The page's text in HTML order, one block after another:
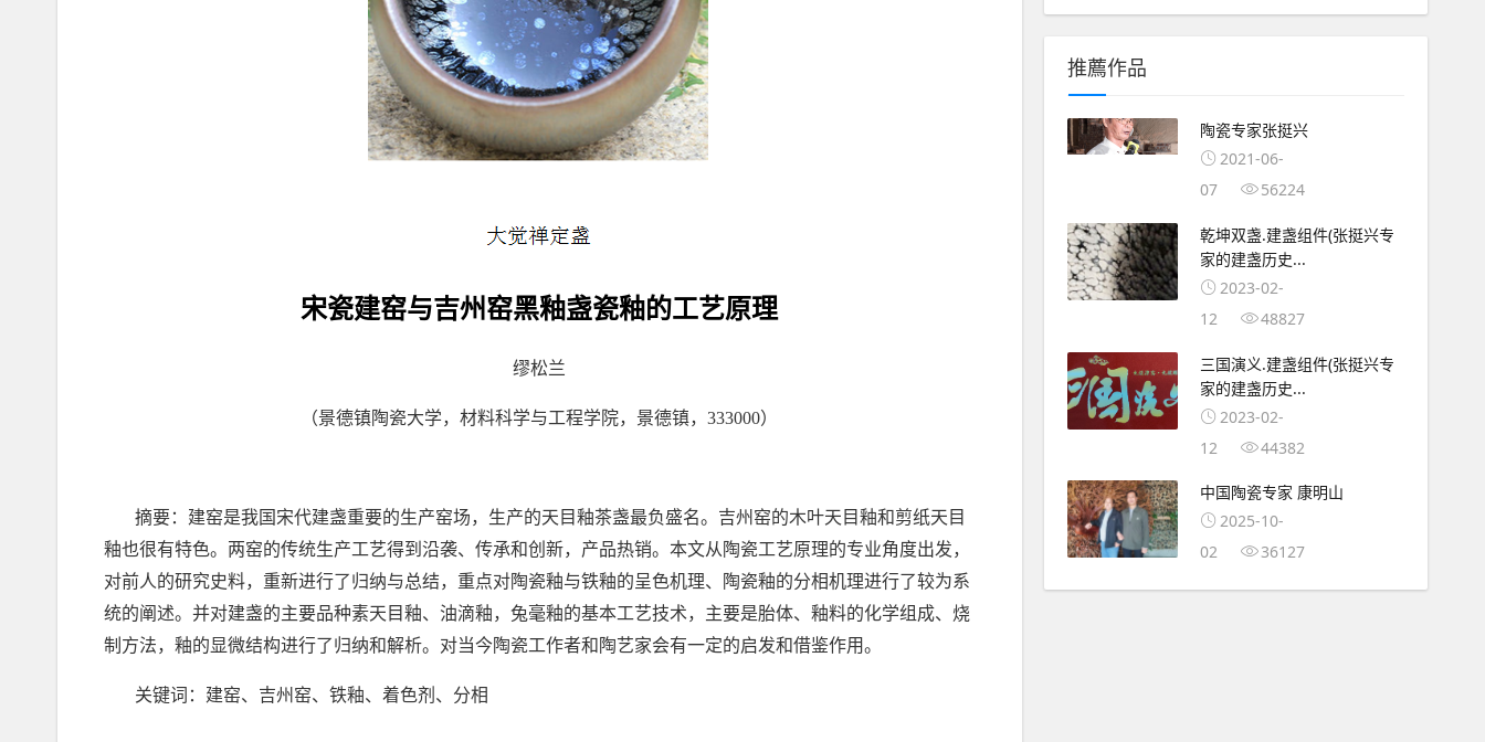
宋瓷建窑与吉州窑黑釉盏瓷釉的工艺原理
缪松兰
（景德镇陶瓷大学，材料科学与工程学院，景德镇，333000）
摘要：建窑是我国宋代建盏重要的生产窑场，生产的天目釉茶盏最负盛名。吉州窑的木叶天目釉和剪纸天目
釉也很有特色。两窑的传统生产工艺得到沿袭、传承和创新，产品热销。本文从陶瓷工艺原理的专业角度出发，
对前人的研究史料，重新进行了归纳与总结，重点对陶瓷釉与铁釉的呈色机理、陶瓷釉的分相机理进行了较为系
统的阐述。并对建盏的主要品种素天目釉、油滴釉，兔毫釉的基本工艺技术，主要是胎体、釉料的化学组成、烧
制方法，釉的显微结构进行了归纳和解析。对当今陶瓷工作者和陶艺家会有一定的启发和借鉴作用。
关键词：建窑、吉州窑、铁釉、着色剂、分相
推薦作品
陶瓷专家张挺兴
2021-06-
07
56224
乾坤双盏.建盏组件(张挺兴专
家的建盏历史...
2023-02-
12
48827
三国演义.建盏组件(张挺兴专
家的建盏历史...
2023-02-
12
44382
中国陶瓷专家 康明山
2025-10-
02
36127